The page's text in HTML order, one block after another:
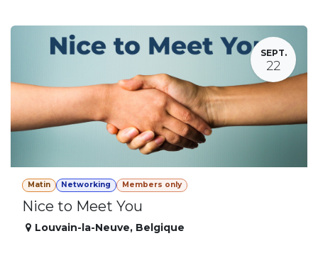
SEPT.
22
Matin Networking Members only
Nice to Meet You
Louvain-la-Neuve, Belgique